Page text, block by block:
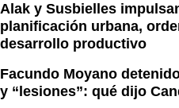
Alak y Susbielles
planificación urbana,
desarrollo productivo
Facundo Moyano
y “lesiones”: qué dijo